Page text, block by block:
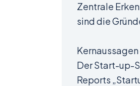
Zentrale
sind die
Der Start-up-
Reports